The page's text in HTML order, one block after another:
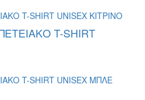
T-SHIRT